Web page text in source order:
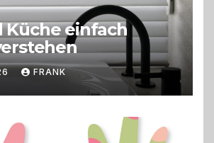
Küche einfach
FRANK